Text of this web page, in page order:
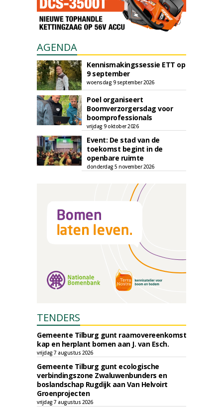
AGENDA
Kennismakingssessie ETT op
9 september
woensdag 9 september 2026
Poel organiseert
Boomverzorgersdag voor
boomprofessionals
vrijdag 9 oktober 2026
Event: De stad van de
toekomst begint in de
openbare ruimte
donderdag 5 november 2026
TENDERS
Gemeente Tilburg gunt raamovereenkomst
kap en herplant bomen aan J. van Esch.
vrijdag 7 augustus 2026
Gemeente Tilburg gunt ecologische
verbindingszone Zwaluwenbunders en
boslandschap Rugdijk aan Van Helvoirt
Groenprojecten
vrijdag 7 augustus 2026